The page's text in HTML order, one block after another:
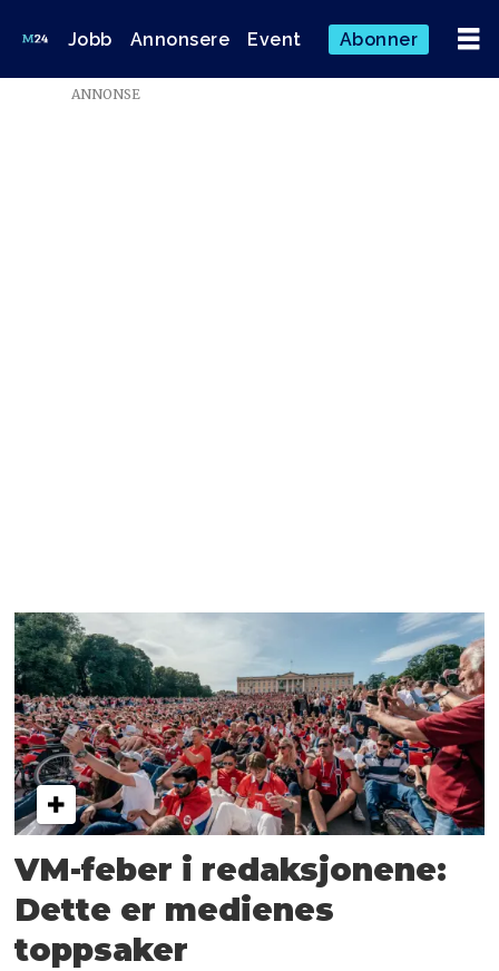
Jobb Annonsere Event Abonner
Emne:
ANNONSE
VM-feber i redaksjonene:
Dette er medienes
toppsaker